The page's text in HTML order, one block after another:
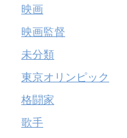
映画
映画監督
未分類
東京オリンピック
格闘家
歌手